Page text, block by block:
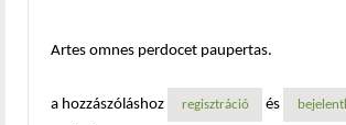
Artes omnes perdocet paupertas.
a hozzászóláshoz regisztráció és